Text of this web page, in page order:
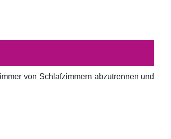
von Schlafzimmern abzutrennen und